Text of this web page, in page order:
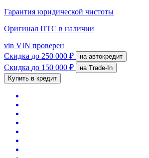
Гарантия юридической чистоты
Оригинал ПТС в наличии
vin VIN проверен
Скидка до 250 000 ₽ на автокредит
Скидка до 150 000 ₽
на Trade-In
Купить в кредит